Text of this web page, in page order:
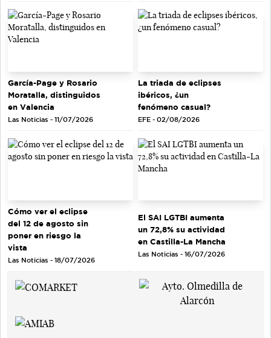
García-Page y Rosario
Moratalla, distinguidos
en Valencia
Las Noticias - 11/07/2026
La triada de eclipses
ibéricos, ¿un
fenómeno casual?
EFE - 02/08/2026
Cómo ver el eclipse
del 12 de agosto sin
poner en riesgo la
vista
Las Noticias - 18/07/2026
El SAI LGTBI aumenta
un 72,8% su actividad
en Castilla-La Mancha
Las Noticias - 16/07/2026